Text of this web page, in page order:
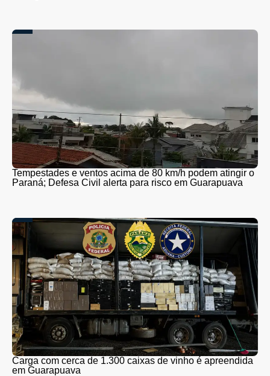
Tempestades e ventos acima de 80 km/h podem atingir o
Paraná; Defesa Civil alerta para risco em Guarapuava
Carga com cerca de 1.300 caixas de vinho é apreendida
em Guarapuava